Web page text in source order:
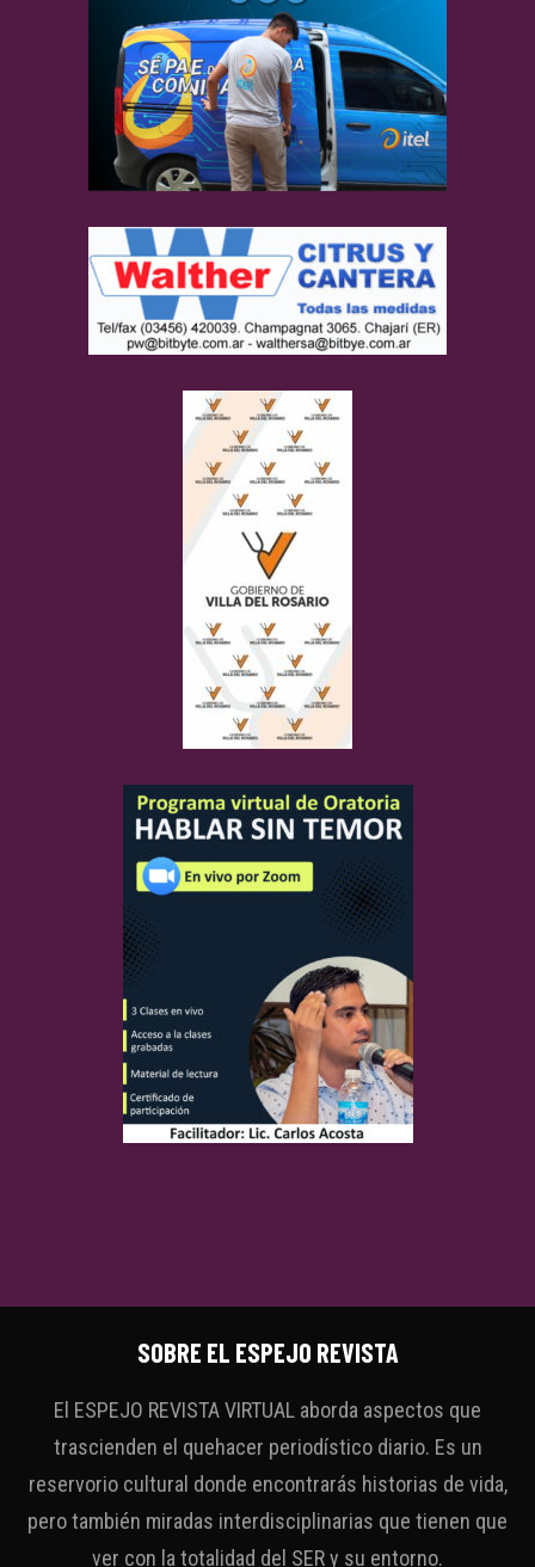
SOBRE EL ESPEJO REVISTA
El ESPEJO REVISTA VIRTUAL aborda aspectos que
trascienden el quehacer periodístico diario. Es un
reservorio cultural donde encontrarás historias de vida,
pero también miradas interdisciplinarias que tienen que
ver con la totalidad del SER y su entorno.